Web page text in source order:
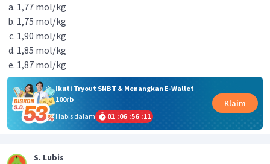
1,77 mol/kg
1,75 mol/kg
1,90 mol/kg
1,85 mol/kg
1,87 mol/kg
Ikuti Tryout SNBT & Menangkan E-Wallet
100rb
Habis dalam
01 :06 :56 :10
Klaim
S. Lubis